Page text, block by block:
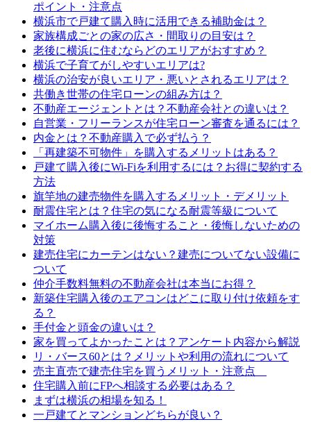
ポイント・注意点
横浜市で戸建て購入時に活用できる補助金は？
家族構成ごとの家の広さ・間取りの目安は？
老後に横浜に住むならどのエリアがおすすめ？
横浜で子育てがしやすいエリアは?
横浜の治安が良いエリア・悪いとされるエリアは？
共働き世帯の住宅ローンの組み方は？
不動産エージェントとは？不動産会社との違いは？
自営業・フリーランスが住宅ローン審査を通るには？
内金とは？不動産購入で必ず払う？
「再建築不可物件」を購入するメリットはある？
戸建て購入後にWi-Fiを利用するには？お得に契約する
方法
旗竿地の建売物件を購入するメリット・デメリット
耐震住宅とは？住宅の気になる耐震等級について
マイホーム購入後に後悔すること・後悔しないための
対策
建売住宅にカーテンはない？建売についてない設備に
ついて
仲介手数料無料の不動産会社は本当にお得？
新築住宅購入後のエアコンはどこに取り付け依頼をす
る？
手付金と頭金の違いは？
家を買ってよかったことは？アンケート内容から解説
リ・バース60とは？メリットや利用の流れについて
売主直売で建売住宅を買うメリット・注意点
住宅購入前にFPへ相談する必要はある？
まずは横浜の相場を知る！
一戸建てとマンションどちらが良い？